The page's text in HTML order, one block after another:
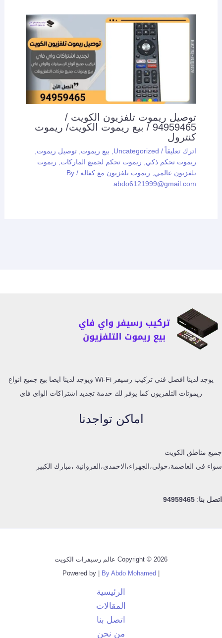
توصيل ريموت تلفزيون الكويت /
94959465 / بيع ريموت الكويت/ ريموت
كنترول
اترك تعليقاً /
Uncategorized
, بيع ريموت, توصيل ريموت,
ريموت تحكم ذكي, ريموت تحكم لجميع الماركات, ريموت
تلفزيون عالمي, ريموت تلفزيون مع كفالة / By
abdo6121999@gmail.com
يوجد لدينا افضل فني تركيب رسيفر Wi-Fi ويوجد لدينا ايضا بيع جميع انواع
ريموتات التلفزيون كما يوفر لك خدمة تجديد اشتراكات الواي فاي
اماكن تواجدنا
جميع مناطق الكويت
سواء في العاصمة،حولي،الجهراء،الاحمدي،الفروانية ،مبارك الكبير
اتصل بنا:
94959465
Copyright © 2026 عالم رسيفرات الكويت
By Abdo Mohamed
الرئيسية
المقالات
اتصل بنا
من نحن